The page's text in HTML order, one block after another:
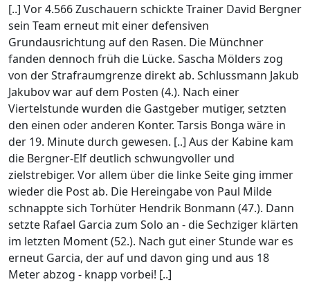
[..] Vor 4.566 Zuschauern schickte Trainer David Bergner
sein Team erneut mit einer defensiven
Grundausrichtung auf den Rasen. Die Münchner
fanden dennoch früh die Lücke. Sascha Mölders zog
von der Strafraumgrenze direkt ab. Schlussmann Jakub
Jakubov war auf dem Posten (4.). Nach einer
Viertelstunde wurden die Gastgeber mutiger, setzten
den einen oder anderen Konter. Tarsis Bonga wäre in
der 19. Minute durch gewesen. [..] Aus der Kabine kam
die Bergner-Elf deutlich schwungvoller und
zielstrebiger. Vor allem über die linke Seite ging immer
wieder die Post ab. Die Hereingabe von Paul Milde
schnappte sich Torhüter Hendrik Bonmann (47.). Dann
setzte Rafael Garcia zum Solo an - die Sechziger klärten
im letzten Moment (52.). Nach gut einer Stunde war es
erneut Garcia, der auf und davon ging und aus 18
Meter abzog - knapp vorbei! [..]